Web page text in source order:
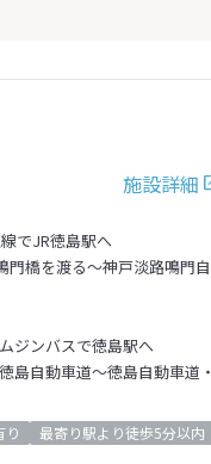
施設詳細
でJR徳島駅へ
橋を渡る～神戸淡路鳴門自
ジンバスで徳島駅へ
島自動車道～徳島自動車道・
り
最寄り駅より徒歩5分以内